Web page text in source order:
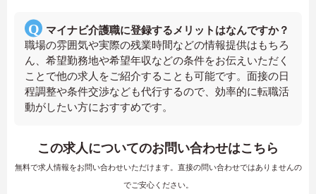
マイナビ介護職に登録するメリットはなんですか？
職場の雰囲気や実際の残業時間などの情報提供はもちろ
ん、希望勤務地や希望年収などの条件をお伝えいただく
ことで他の求人をご紹介することも可能です。面接の日
程調整や条件交渉なども代行するので、効率的に転職活
動がしたい方におすすめです。
この求人についてのお問い合わせはこちら
無料で求人情報をお問い合わせいただけます。直接の問い合わせではありませんの
でご安心ください。